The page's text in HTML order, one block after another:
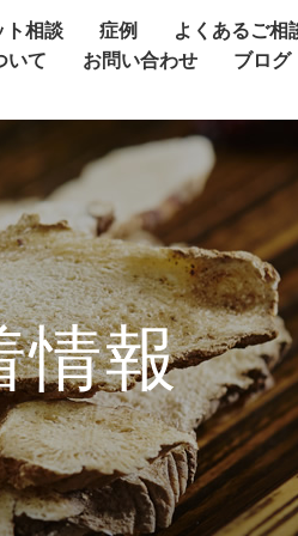
ト相談 症例
よくあるご相
いて お問い合わせ
ブログ
情報